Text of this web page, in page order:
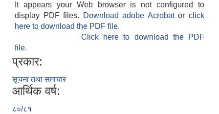
It appears your Web browser is not configured to
display PDF files.
Download adobe Acrobatorclick
here to download the PDF file.
Click here to download the PDF
file.
प्रकार:
सूचना तथा समाचार
आर्थिक वर्ष:
८०/८१